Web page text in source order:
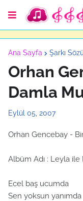
Ana Sayfa Şarkı
Orhan
Damla
Eylül 05, 2007
Orhan Gencebay -
Albüm Adı : Leyla ile
Ecel baş ucumda
Sen yoksun yanımda